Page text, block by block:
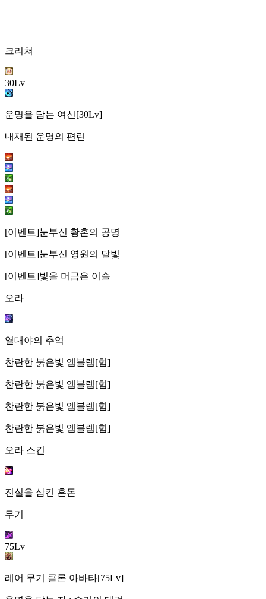
크리쳐
30Lv
운명을 담는 여신[30Lv]
내재된 운명의 편린
[이벤트]눈부신 황혼의 공명
[이벤트]눈부신 영원의 달빛
[이벤트]빛을 머금은 이슬
오라
열대야의 추억
찬란한 붉은빛 엠블렘[힘]
찬란한 붉은빛 엠블렘[힘]
찬란한 붉은빛 엠블렘[힘]
찬란한 붉은빛 엠블렘[힘]
오라 스킨
진실을 삼킨 혼돈
무기
75Lv
레어 무기 클론 아바타[75Lv]